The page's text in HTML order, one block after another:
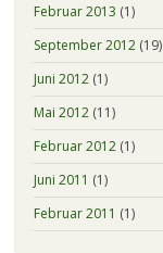
Februar 2013 (1)
September 2012(19)
Juni 2012(1)
Mai 2012(11)
Februar 2012(1)
Juni 2011 (1)
Februar 2011 (1)